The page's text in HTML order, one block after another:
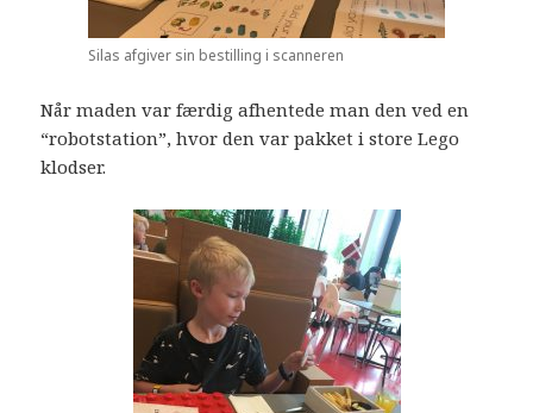
Silas afgiver sin bestilling i scanneren
Når maden var færdig afhentede man den ved en
“robotstation”, hvor den var pakket i store Lego
klodser.